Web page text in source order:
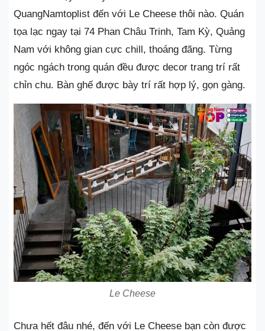
QuangNamtoplist đến với Le Cheese thôi nào. Quán
tọa lạc ngay tại 74 Phan Châu Trinh, Tam Kỳ, Quảng
Nam với không gian cực chill, thoáng đãng. Từng
ngóc ngách trong quán đều được decor trang trí rất
chỉn chu. Bàn ghế được bày trí rất hợp lý, gọn gàng.
Le Cheese
Chưa hết đâu nhé, đến với Le Cheese bạn còn được